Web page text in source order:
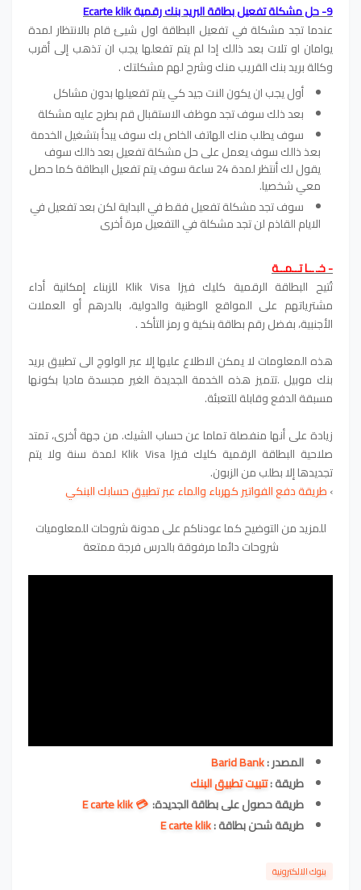
9- حل مشكلة تفعيل بطاقة البريد بنك رقمية Ecarte klik
عندما تجد مشكلة في تفعيل البطاقة اول شيئ قام بالانتظار لمدة
يوامان او تلات بعد ذالك إدا لم يتم تفعلها يجب ان تذهب إلى أقرب
وكالة بريد بنك القريب منك وشرح لهم مشكلتك .
أول يجب ان يكون النت جيد كي يتم تفعيلها بدون مشاكل
بعد ذلك سوف تجد موظف الاستقبال قم بطرح عليه مشكلة
سوف يطلب منك الهاتف الخاص بك سوف يبدأ بتشغيل الخدمة
بعذ ذالك سوف يعمل على حل مشكلة تفعيل بعد ذالك سوف
يقول لك أنتظر لمدة 24 ساعة سوف يتم تفعيل البطاقة كما حصل
معي شخصيا.
سوف تجد مشكلة تفعيل فقط في البداية لكن بعد تفعيل في
الايام القاذم لن تجد مشكلة في التفعيل مرة أخرى
- خـ ــا تــمــة
تُتيح البطاقة الرقمية كليك فيزا Klik Visa للزبناء إمكانية أداء
مشترياتهم على المواقع الوطنية والدولية، بالدرهم أو العملات
الأجنبية، بفضل رقم بطاقة بنكية و رمز التأكد .
هذه المعلومات لا يمكن الاطلاع عليها إلا عبر الولوج الى تطبيق بريد
بنك موبيل .تتميز هذه الخدمة الجديدة الغير مجسدة ماديا بكونها
مسبقة الدفع وقابلة للتعبئة.
زيادة على أنها منفصلة تماما عن حساب الشيك. من جهة أخرى، تمتد
صلاحية البطاقة الرقمية كليك فيزا Klik Visa لمدة سنة ولا يتم
تجديدها إلا بطلب من الزبون.
›طريقة دفع الفواتير كهرباء والماء عبر تطبيق حسابك البنكي
للمزيد من التوضيح كما عودناكم على مدونة شروحات للمعلوميات
شروحات دائما مرفوقة بالدرس فرجة ممتعة
المصدر :Barid Bank
طريقة :تتبيت تطبيق البنك
طريقةحصول على بطاقة الجديدة:💳 E carte klik
طريقة شحن بطاقة :E carte klik
بنوك الالكترونية